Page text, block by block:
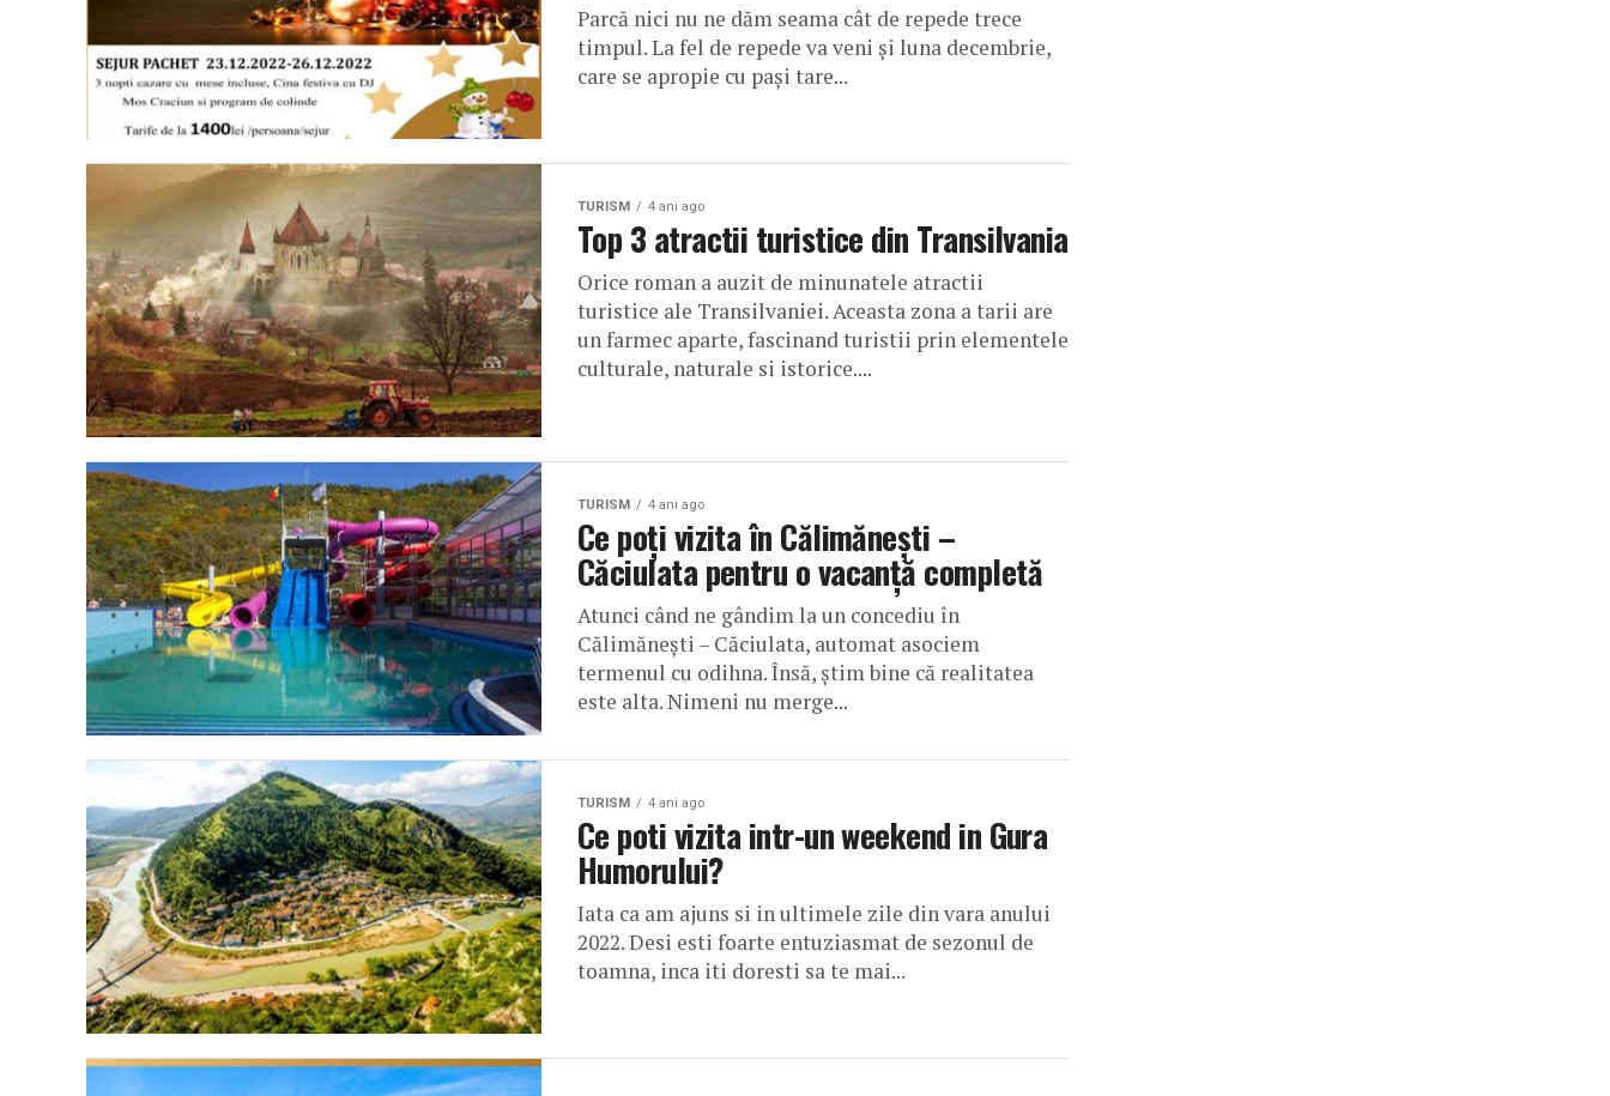
Parcă nici nu ne dăm seama cât de repede trece
timpul. La fel de repede va veni și luna decembrie,
care se apropie cu pași tare...
TURISM 4 ani ago
Top 3 atractii turistice din Transilvania
Orice roman a auzit de minunatele atractii
turistice ale Transilvaniei. Aceasta zona a tarii are
un farmec aparte, fascinand turistii prin elementele
culturale, naturale si istorice....
TURISM 4 ani ago
Ce poţi vizita în Călimănești –
Căciulata pentru o vacanţă completă
Atunci când ne gândim la un concediu în
Călimănești – Căciulata, automat asociem
termenul cu odihna. Însă, știm bine că realitatea
este alta. Nimeni nu merge...
TURISM 4 ani ago
Ce poti vizita intr-un weekend in Gura
Humorului?
Iata ca am ajuns si in ultimele zile din vara anului
2022. Desi esti foarte entuziasmat de sezonul de
toamna, inca iti doresti sa te mai...